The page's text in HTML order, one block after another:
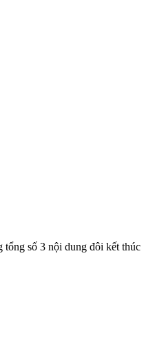
số 3 nội dung đôi kết thúc